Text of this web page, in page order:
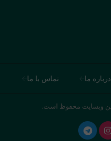
درباره ما تماس با ما